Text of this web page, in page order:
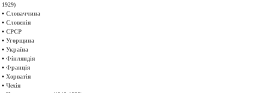
1929)
• Словаччина
• Словенія
• СРСР
• Угорщина
• Україна
• Фінляндія
• Франція
• Хорватія
• Чехія